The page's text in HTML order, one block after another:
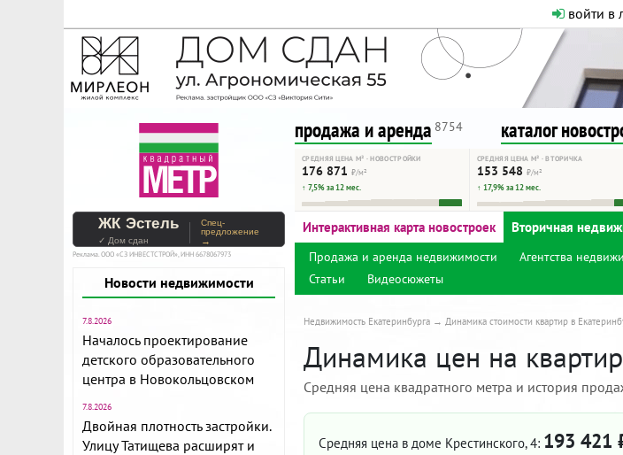
войти в
На Метре реклама - только нормальная.
Помогайте независимому ресурсу, как он
продажа и аренда 8754 каталог
СРЕДНЯЯ ЦЕНА М² · НОВОСТРОЙКИ
176 871 ₽/м²
↑ 7,5% за 12 мес.
СРЕДНЯЯ ЦЕНА М² · ВТОРИЧКА
153 548 ₽/м²
↑ 17,9% за 12 мес.
ЖК Эстель
✓ Дом сдан
Спец-
предложение
→
Реклама. ООО «СЗ ИНВЕСТСТРОЙ», ИНН 6678067973
Новости недвижимости
7.8.2026
Началось проектирование
детского образовательного
центра в Новокольцовском
7.8.2026
Двойная плотность застройки.
Улицу Татищева расширят и
Интерактивная карта новостроек Вторичная
Продажа и аренда недвижимости Агентства
Статьи
Видеосюжеты
Недвижимость Екатеринбурга Динамика стоимости квартир в
Динамика цен на
Средняя цена квадратного метра и история
Средняя цена в доме Крестинского, 4: 193 421